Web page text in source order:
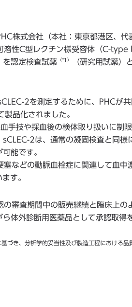
株式会社（本社：東京都港区、代
溶性C型レクチン様受容体（C-
を認定検査試薬 （*1）
（研究用試薬）
2を測定するために、PHCが
製品化されました。
技や採血後の検体取り扱いに制
2は、通常の凝固検査と同様
能です。
などの動脈血栓症に関連して血中
す。
審査期間中の販売継続と臨床上の
体外診断用医薬品として承認取得
づき、分析学的妥当性及び製造工程における